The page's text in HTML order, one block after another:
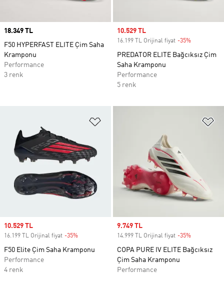
Price
18.349 TL
F50 HYPERFAST ELITE Çim Saha
Kramponu
Performance
3 renk
Sale price
10.529 TL
16.199 TL Orijinal fiyat -35%
PREDATOR ELITE Bağcıksız Çim
Saha Kramponu
Performance
5 renk
Sale price
10.529 TL
16.199 TL Orijinal fiyat -35%
F50 Elite Çim Saha Kramponu
Performance
4 renk
Sale price
9.749 TL
14.999 TL Orijinal fiyat -35%
COPA PURE IV ELITE Bağcıksız
Çim Saha Kramponu
Performance